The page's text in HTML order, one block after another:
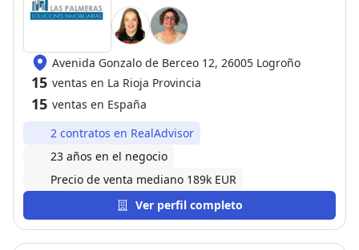
Avenida Gonzalo de Berceo 12, 26005 Logroño
15 ventas en La Rioja Provincia
15 ventas en España
2 contratos en RealAdvisor
23 años en el negocio
Precio de venta mediano 189k EUR
Ver perfil completo